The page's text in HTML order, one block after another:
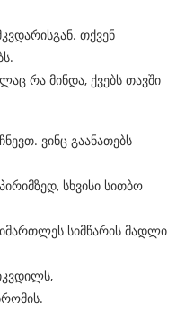
თქვენ
რა მინდა, ქვებს თავში
ვინც გაანათებს
სხვისი სითბო
სიმწარის მადლი